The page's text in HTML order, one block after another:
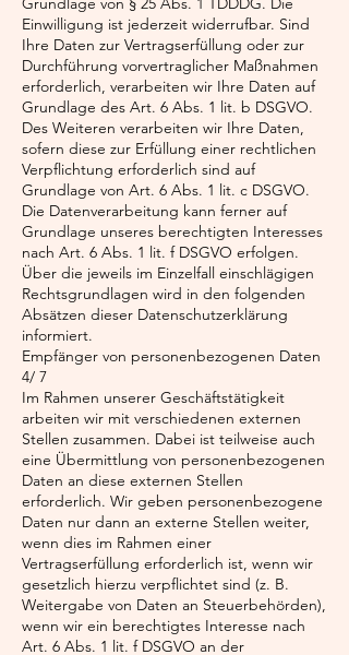
Einwilligung ist jederzeit widerrufbar. Sind
Ihre Daten zur Vertragserfüllung oder zur
Durchführung vorvertraglicher Maßnahmen
erforderlich, verarbeiten wir Ihre Daten auf
Grundlage des Art. 6 Abs. 1 lit. b DSGVO.
Des Weiteren verarbeiten wir Ihre Daten,
sofern diese zur Erfüllung einer rechtlichen
Verpflichtung erforderlich sind auf
Grundlage von Art. 6 Abs. 1 lit. c DSGVO.
Die Datenverarbeitung kann ferner auf
Grundlage unseres berechtigten Interesses
nach Art. 6 Abs. 1 lit. f DSGVO erfolgen.
Über die jeweils im Einzelfall einschlägigen
Rechtsgrundlagen wird in den folgenden
Absätzen dieser Datenschutzerklärung
informiert.
Empfänger von personenbezogenen Daten
4/ 7
Im Rahmen unserer Geschäftstätigkeit
arbeiten wir mit verschiedenen externen
Stellen zusammen. Dabei ist teilweise auch
eine Übermittlung von personenbezogenen
Daten an diese externen Stellen
erforderlich. Wir geben personenbezogene
Daten nur dann an externe Stellen weiter,
wenn dies im Rahmen einer
Vertragserfüllung erforderlich ist, wenn wir
gesetzlich hierzu verpflichtet sind (z. B.
Weitergabe von Daten an Steuerbehörden),
wenn wir ein berechtigtes Interesse nach
Art. 6 Abs. 1 lit. f DSGVO an der